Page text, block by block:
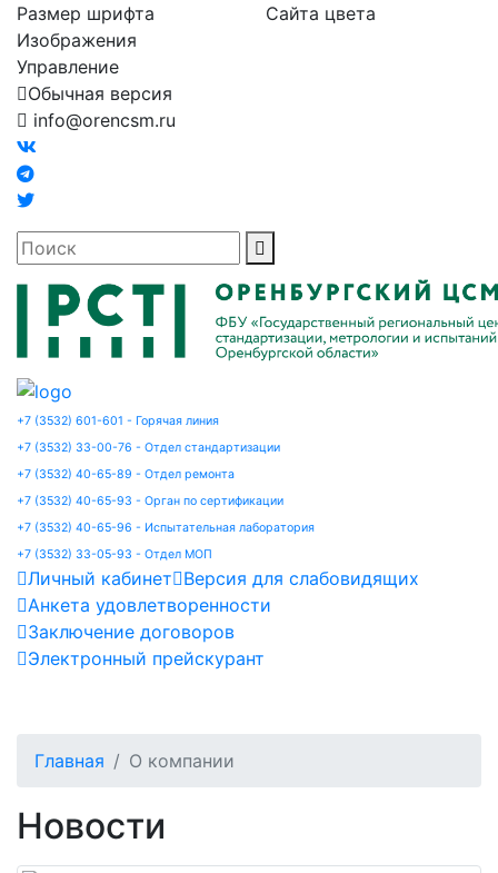
Размер шрифта
Сайта цвета
Изображения
Управление
Обычная версия
info@orencsm.ru
+7 (3532) 601-601 - Горячая линия
+7 (3532) 33-00-76 - Отдел стандартизации
+7 (3532) 40-65-89 - Отдел ремонта
+7 (3532) 40-65-93 - Орган по сертификации
+7 (3532) 40-65-96 - Испытательная лаборатория
+7 (3532) 33-05-93 - Отдел МОП
Личный кабинет Версия для слабовидящих
Анкета удовлетворенности
Заключение договоров
Электронный прейскурант
Главная О компании
Новости